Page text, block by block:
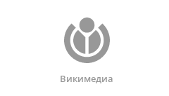
Викимедиа